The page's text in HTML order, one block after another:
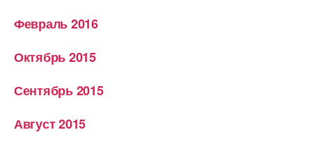
Февраль 2016
Октябрь 2015
Сентябрь 2015
Август 2015